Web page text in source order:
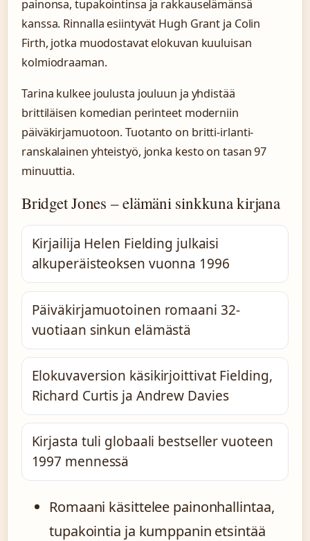
painonsa, tupakointinsa ja rakkauselämänsä
kanssa. Rinnalla esiintyvät Hugh Grant ja Colin
Firth, jotka muodostavat elokuvan kuuluisan
kolmiodraaman.
Tarina kulkee joulusta jouluun ja yhdistää
brittiläisen komedian perinteet moderniin
päiväkirjamuotoon. Tuotanto on britti-irlanti-
ranskalainen yhteistyö, jonka kesto on tasan 97
minuuttia.
Bridget Jones – elämäni sinkkuna kirjana
Kirjailija Helen Fielding julkaisi
alkuperäisteoksen vuonna 1996
Päiväkirjamuotoinen romaani 32-
vuotiaan sinkun elämästä
Elokuvaversion käsikirjoittivat Fielding,
Richard Curtis ja Andrew Davies
Kirjasta tuli globaali bestseller vuoteen
1997 mennessä
Romaani käsittelee painonhallintaa,
tupakointia ja kumppanin etsintää